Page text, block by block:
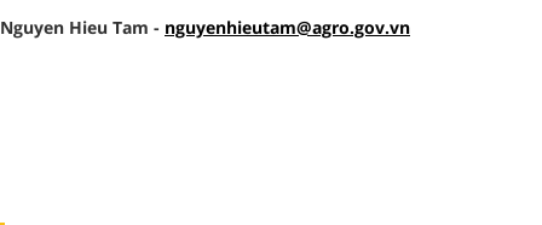
Nguyen Hieu Tam - nguyenhieutam@agro.gov.vn